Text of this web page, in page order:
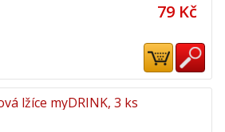
79 Kč
lžíce myDRINK, 3 ks